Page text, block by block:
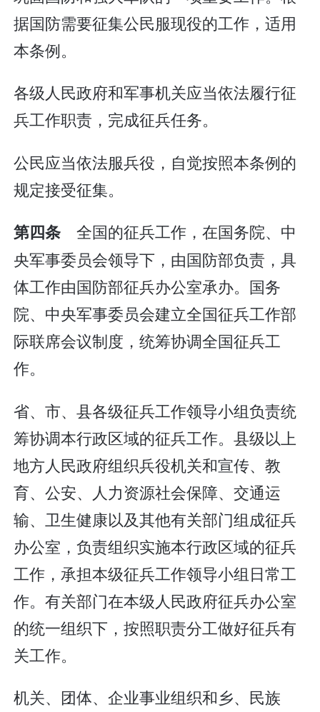
据国防需要征集公民服现役的工作，适用
本条例。
各级人民政府和军事机关应当依法履行征
兵工作职责，完成征兵任务。
公民应当依法服兵役，自觉按照本条例的
规定接受征集。
第四条 全国的征兵工作，在国务院、中
央军事委员会领导下，由国防部负责，具
体工作由国防部征兵办公室承办。国务
院、中央军事委员会建立全国征兵工作部
际联席会议制度，统筹协调全国征兵工
作。
省、市、县各级征兵工作领导小组负责统
筹协调本行政区域的征兵工作。县级以上
地方人民政府组织兵役机关和宣传、教
育、公安、人力资源社会保障、交通运
输、卫生健康以及其他有关部门组成征兵
办公室，负责组织实施本行政区域的征兵
工作，承担本级征兵工作领导小组日常工
作。有关部门在本级人民政府征兵办公室
的统一组织下，按照职责分工做好征兵有
关工作。
机关、团体、企业事业组织和乡、民族